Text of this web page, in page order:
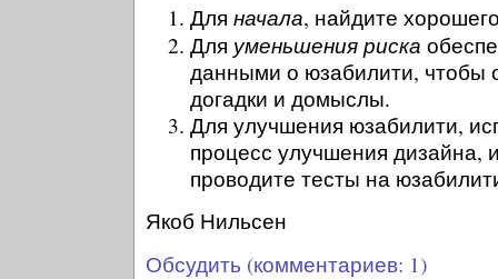
Для начала, найдите
Для уменьшения риска
данными о юзабилити, чтобы
догадки и домыслы.
Для улучшения юзабилити,
процесс улучшения дизайна,
проводите тесты на
Якоб Нильсен
Обсудить (комментариев: 1)